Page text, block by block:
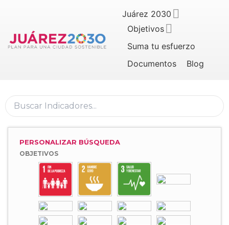
Juárez 2030
Objetivos
Suma tu esfuerzo
Documentos
Blog
PERSONALIZAR BÚSQUEDA
OBJETIVOS